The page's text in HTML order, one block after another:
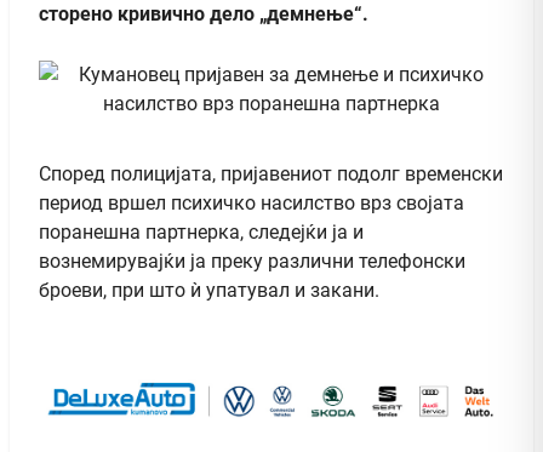
сторено кривично дело „демнење“.
Според полицијата, пријавениот подолг временски
период вршел психичко насилство врз својата
поранешна партнерка, следејќи ја и
вознемирувајќи ја преку различни телефонски
броеви, при што ѝ упатувал и закани.